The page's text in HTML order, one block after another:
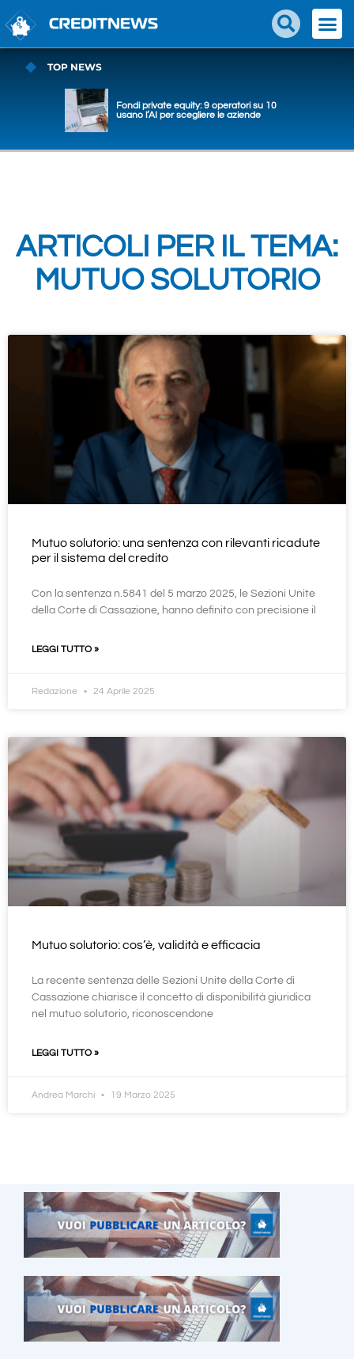
TOP NEWS
Fondi private equity: 9 operatori su 10
usano l’AI per scegliere le aziende
ARTICOLI PER IL TEMA:
MUTUO SOLUTORIO
Mutuo solutorio: una sentenza con rilevanti ricadute
per il sistema del credito
Con la sentenza n.5841 del 5 marzo 2025, le Sezioni Unite
della Corte di Cassazione, hanno definito con precisione il
LEGGI TUTTO »
Redazione 24 Aprile 2025
Mutuo solutorio: cos’è, validità e efficacia
La recente sentenza delle Sezioni Unite della Corte di
Cassazione chiarisce il concetto di disponibilità giuridica
nel mutuo solutorio, riconoscendone
LEGGI TUTTO »
Andrea Marchi 19 Marzo 2025